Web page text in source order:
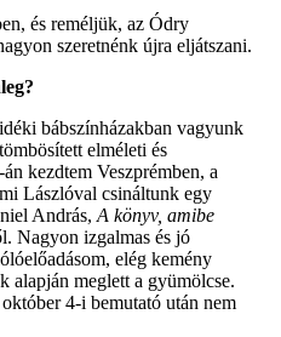
és reméljük, az Ódry
szeretnénk újra eljátszani.
bábszínházakban vagyunk
elméleti és
kezdtem Veszprémben, a
Lászlóval csináltunk egy
András, A könyv, amibe
Nagyon izgalmas és jó
elég kemény
alapján meglett a gyümölcse.
4-i bemutató után nem